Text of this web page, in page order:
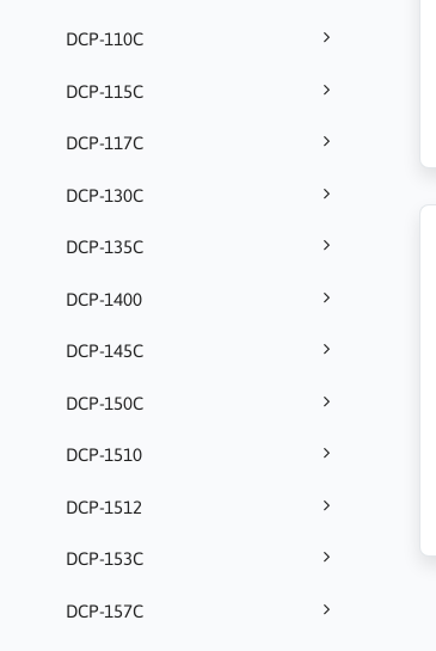
DCP-110C
DCP-115C
DCP-117C
DCP-130C
DCP-135C
DCP-1400
DCP-145C
DCP-150C
DCP-1510
DCP-1512
DCP-153C
DCP-157C